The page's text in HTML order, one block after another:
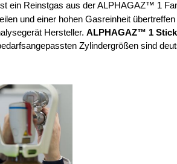
ein Reinstgas aus der ALPHAGAZ™ 1
und einer hohen Gasreinheit
Hersteller. ALPHAGAZ™ 1
Zylindergrößen sind